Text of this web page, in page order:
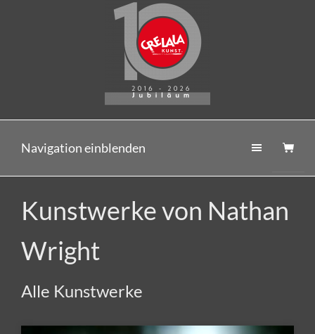
Navigation einblenden
Kunstwerke von Nathan
Wright
Alle Kunstwerke